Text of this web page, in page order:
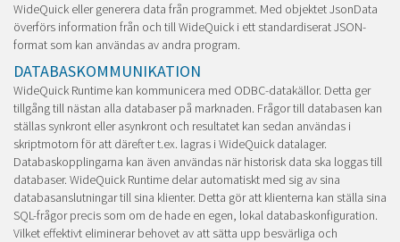
WideQuick eller generera data från programmet. Med objektet JsonData
överförs information från och till WideQuick i ett standardiserat JSON-
format som kan användas av andra program.
DATABASKOMMUNIKATION
WideQuick Runtime kan kommunicera med ODBC-datakällor. Detta ger
tillgång till nästan alla databaser på marknaden. Frågor till databasen kan
ställas synkront eller asynkront och resultatet kan sedan användas i
skriptmotorn för att därefter t.ex. lagras i WideQuick datalager.
Databaskopplingarna kan även användas när historisk data ska loggas till
databaser. WideQuick Runtime delar automatiskt med sig av sina
databasanslutningar till sina klienter. Detta gör att klienterna kan ställa sina
SQL-frågor precis som om de hade en egen, lokal databaskonfiguration.
Vilket effektivt eliminerar behovet av att sätta upp besvärliga och